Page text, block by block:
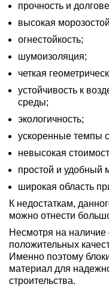
прочность и
высокая
огнестойкость;
шумоизоляция;
четкая
устойчивость к
среды;
экологичность;
ускоренные темпы
невысокая
простой и удобный
широкая область
К недостаткам,
можно отнести
Несмотря на наличие
положительных
Именно поэтому
материал для
строительства.